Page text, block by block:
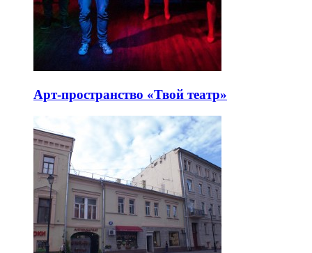
Арт-пространство «Твой театр»